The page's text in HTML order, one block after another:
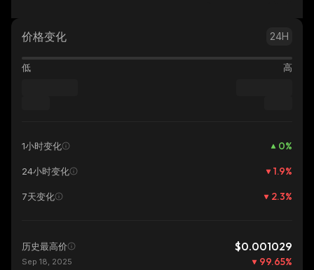
价格变化 24H
低 高
1小时变化 0%
24小时变化 1.9%
7天变化 2.3%
历史最高价 $0.001029
Sep 18, 2025 99.65%